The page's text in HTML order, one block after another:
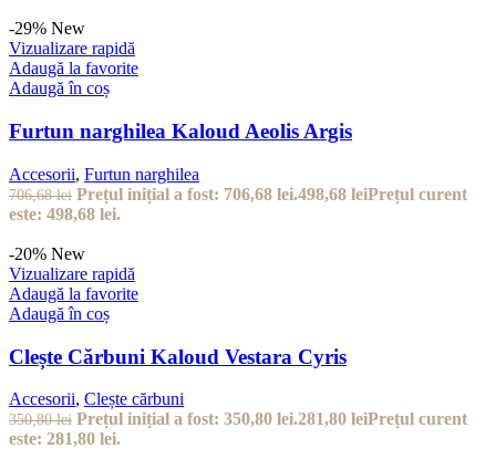
-29% New
Vizualizare rapidă
Adaugă la favorite
Adaugă în coș
Furtun narghilea Kaloud Aeolis Argis
Accesorii, Furtun narghilea
706,68lei Prețul inițial a fost: 706,68 lei.498,68 leiPrețul curent
este: 498,68 lei.
-20% New
Vizualizare rapidă
Adaugă la favorite
Adaugă în coș
Clește Cărbuni Kaloud Vestara Cyris
Accesorii, Clește cărbuni
350,80lei Prețul inițial a fost: 350,80 lei.281,80 leiPrețul curent
este: 281,80 lei.